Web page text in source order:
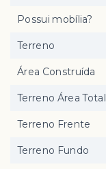
Possui mobília?
Terreno
Área Construída
Terreno Área Total
Terreno Frente
Terreno Fundo